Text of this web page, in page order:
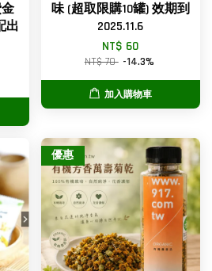
出
味 (超取限購10罐) 效期到
2025.11.6
NT$ 60
NT$ 70 -14.3%
加入購物車
優惠